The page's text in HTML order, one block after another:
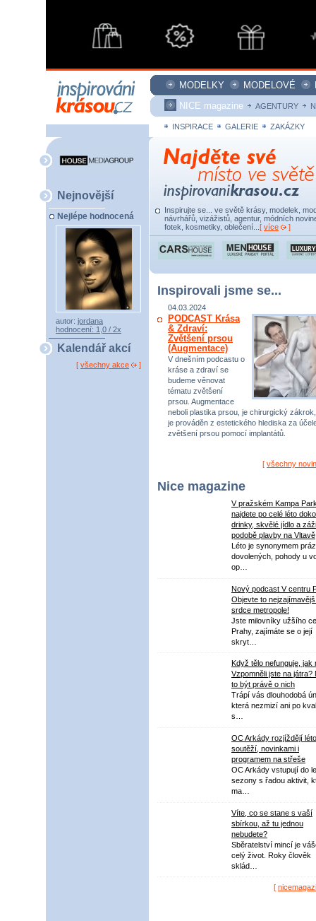
MODELKY MODELOVÉ
NICE magazine
AGENTURY
INSPIRACE GALERIE ZAKÁZKY
Nejnovější
Nejlépe hodnocená
autor: jordana
hodnocení: 1,0 / 2x
Kalendář akcí
[ všechny akce ]
Inspirujte se... ve světě krásy, modelek,
návrhářů, vizážistů, agentur, módních
fotek, kosmetiky, oblečení... [ více ]
Inspirovali jsme se...
04.03.2024
PODCAST Krása
& Zdraví:
Zvětšení prsou
(Augmentace)
V dnešním podcastu o
kráse a zdraví se
budeme věnovat
tématu zvětšení
prsou. Augmentace
neboli plastika prsou, je chirurgický
je prováděn z estetického hlediska za
zvětšení prsou pomocí implantátů.
[ všechny
Nice magazine
V pražském Kampa
najdete po celé léto
drinky, skvělé jídlo a
podobě plavby na Vltavě
Léto je synonymem
dovolených, pohody u
op…
Nový podcast V centru
Objevte to
srdce metropole!
Jste milovníky užšího
Prahy, zajímáte se o její
skryt…
Když tělo nefunguje, jak
Vzpomněli jste na játra?
to být právě o nich
Trápí vás dlouhodobá
která nezmizí ani po
s…
OC Arkády rozjíždějí léto
soutěží, novinkami i
programem na střeše
OC Arkády vstupují do
sezony s řadou aktivit,
ma…
Víte, co se stane s vaší
sbírkou, až tu jednou
nebudete?
Sběratelství mincí je
celý život. Roky člověk
sklád…
[